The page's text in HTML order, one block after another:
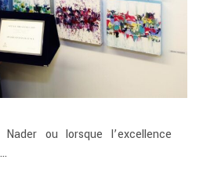
ou lorsque l’excellence